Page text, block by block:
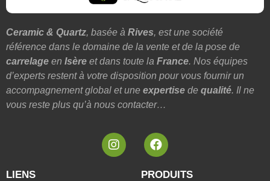
Ceramic & Quartz, basée à Rives, est une société
référence dans le domaine de la vente et de la pose de
carrelage en Isère et dans toute la France. Nos équipes
d’experts restent à votre disposition pour vous fournir un
accompagnement global et une expertise de qualité. Il ne
vous reste plus qu’à nous contacter…
LIENS PRODUITS